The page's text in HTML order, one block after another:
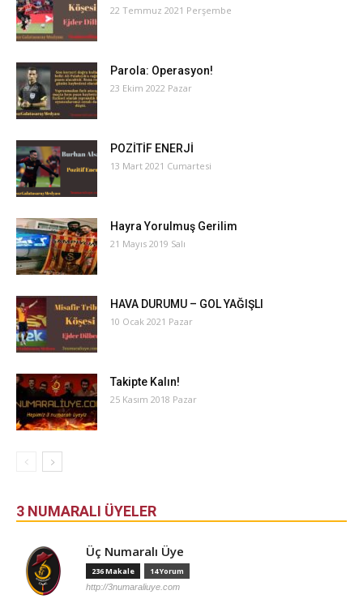
22 Temmuz 2021 Perşembe
Parola: Operasyon!
23 Ekim 2022 Pazar
POZİTİF ENERJİ
13 Mart 2021 Cumartesi
Hayra Yorulmuş Gerilim
21 Mayıs 2019 Salı
HAVA DURUMU – GOL YAĞIŞLI
10 Ocak 2021 Pazar
Takipte Kalın!
25 Kasım 2018 Pazar
3 NUMARALI ÜYELER
Üç Numaralı Üye
236 Makale 14 Yorum
http://3numaraliuye.com